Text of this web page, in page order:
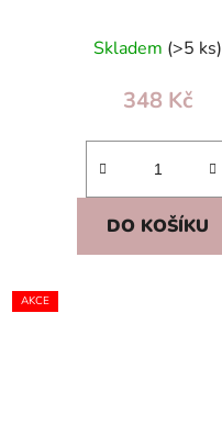
Skladem (>5 ks)
348 Kč
DO KOŠÍKU
AKCE